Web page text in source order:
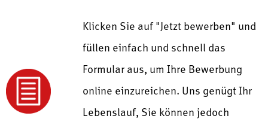
Klicken Sie auf "Jetzt bewerben" und
füllen einfach und schnell das
Formular aus, um Ihre Bewerbung
online einzureichen. Uns genügt Ihr
Lebenslauf, Sie können jedoch